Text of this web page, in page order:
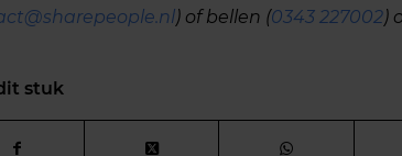
) of bellen (0343 227002)
stuk